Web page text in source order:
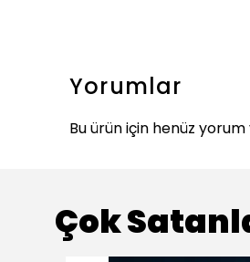
Yorumlar
Bu ürün için henüz yorum
Çok